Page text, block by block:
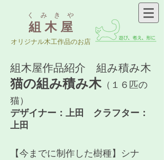
組 木 屋
く み き や
​オリジナル木工作品のお店
組木屋作品紹介 組み積み木
猫の組み積み木（１６匹の
猫）
デザイナー：上田 クラフター：
上田
​【今までに制作した樹種】シナ